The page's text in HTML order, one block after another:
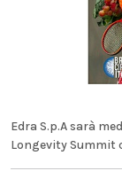
Edra S.p.A sarà
Longevity Summit